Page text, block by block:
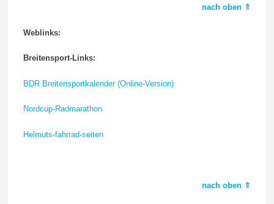
nach oben ⇑
Weblinks:
Breitensport-Links:
BDR Breitensportkalender (Online-Version)
Nordcup-Radmarathon
Helmuts-fahrrad-seiten
nach oben ⇑